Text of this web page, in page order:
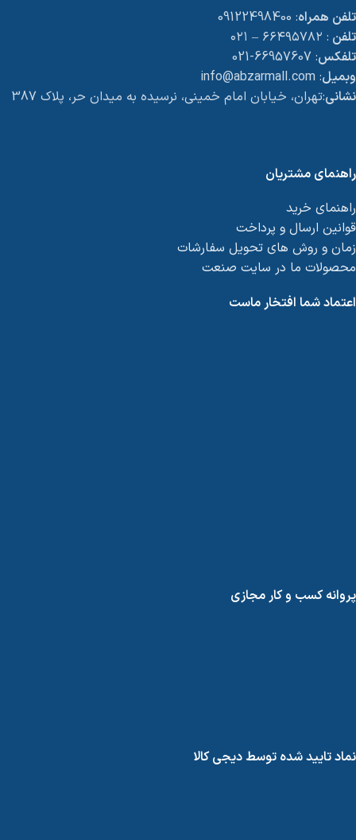
تلفن همراه: 09122498400
تلفن : ۶۶۴۹۵۷۸۲ – ۰۲۱
تلفکس: 66957607-021
وبمیل: info@abzarmall.com
نشانی:تهران، خیابان امام خمینی، نرسیده به میدان حر، پلاک 387
راهنمای مشتریان
راهنمای خرید
قوانین ارسال و پرداخت
زمان و روش های تحویل سفارشات
محصولات ما در سایت صنعت
اعتماد شما افتخار ماست
پروانه کسب و کار مجازی
نماد تایید شده توسط دیجی کالا